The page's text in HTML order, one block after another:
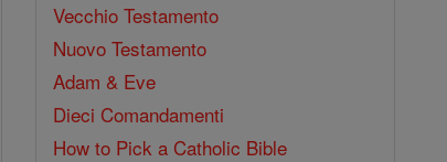
Vecchio Testamento
Nuovo Testamento
Adam & Eve
Dieci Comandamenti
How to Pick a Catholic Bible